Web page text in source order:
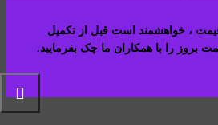
، خواهشمند است قبل از تکمیل
بروز را با همکاران ما چک بفرمایید.​